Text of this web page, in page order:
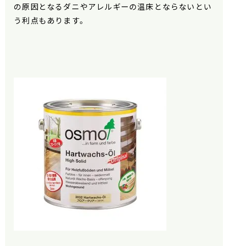
の原因となるダニやアレルギーの温床とならないとい
う利点もあります。